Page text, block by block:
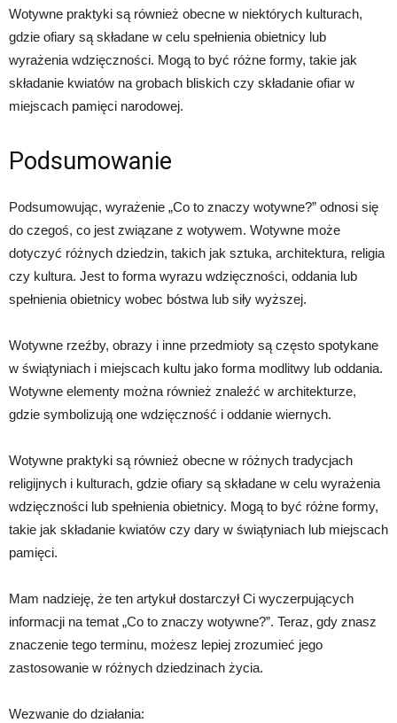
Wotywne praktyki są również obecne w niektórych kulturach,
gdzie ofiary są składane w celu spełnienia obietnicy lub
wyrażenia wdzięczności. Mogą to być różne formy, takie jak
składanie kwiatów na grobach bliskich czy składanie ofiar w
miejscach pamięci narodowej.
Podsumowanie
Podsumowując, wyrażenie „Co to znaczy wotywne?” odnosi się
do czegoś, co jest związane z wotywem. Wotywne może
dotyczyć różnych dziedzin, takich jak sztuka, architektura, religia
czy kultura. Jest to forma wyrazu wdzięczności, oddania lub
spełnienia obietnicy wobec bóstwa lub siły wyższej.
Wotywne rzeźby, obrazy i inne przedmioty są często spotykane
w świątyniach i miejscach kultu jako forma modlitwy lub oddania.
Wotywne elementy można również znaleźć w architekturze,
gdzie symbolizują one wdzięczność i oddanie wiernych.
Wotywne praktyki są również obecne w różnych tradycjach
religijnych i kulturach, gdzie ofiary są składane w celu wyrażenia
wdzięczności lub spełnienia obietnicy. Mogą to być różne formy,
takie jak składanie kwiatów czy dary w świątyniach lub miejscach
pamięci.
Mam nadzieję, że ten artykuł dostarczył Ci wyczerpujących
informacji na temat „Co to znaczy wotywne?”. Teraz, gdy znasz
znaczenie tego terminu, możesz lepiej zrozumieć jego
zastosowanie w różnych dziedzinach życia.
Wezwanie do działania: